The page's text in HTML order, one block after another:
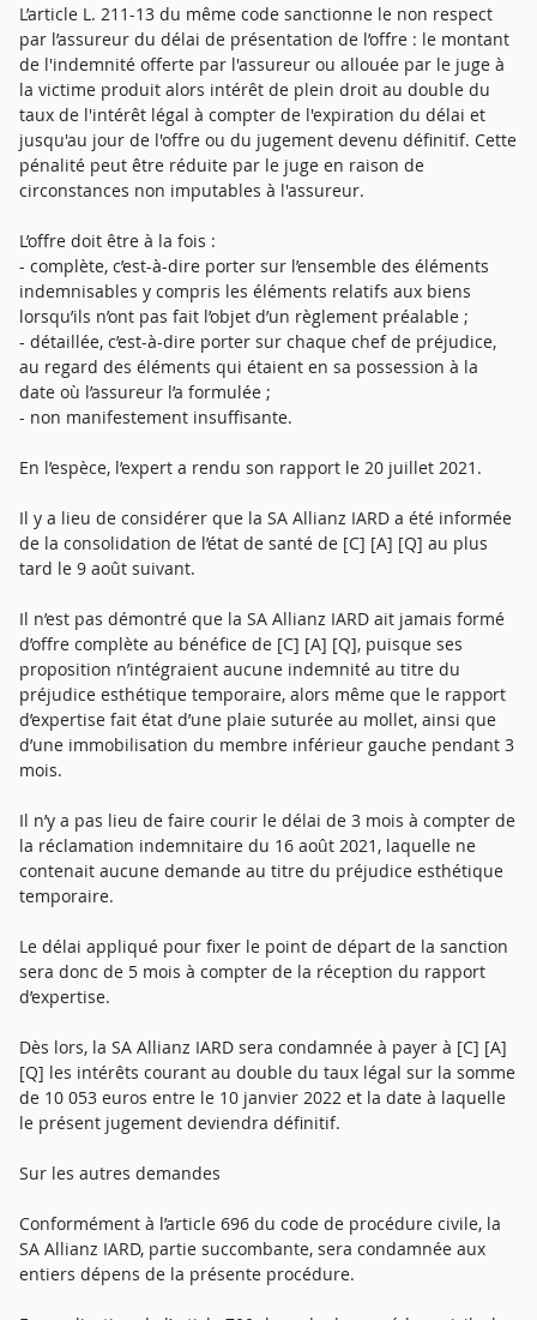
L’article L. 211-13 du même code sanctionne le non respect
par l’assureur du délai de présentation de l’offre : le montant
de l'indemnité offerte par l'assureur ou allouée par le juge à
la victime produit alors intérêt de plein droit au double du
taux de l'intérêt légal à compter de l'expiration du délai et
jusqu'au jour de l'offre ou du jugement devenu définitif. Cette
pénalité peut être réduite par le juge en raison de
circonstances non imputables à l'assureur.
L’offre doit être à la fois :
- complète, c’est-à-dire porter sur l’ensemble des éléments
indemnisables y compris les éléments relatifs aux biens
lorsqu’ils n’ont pas fait l’objet d’un règlement préalable ;
- détaillée, c’est-à-dire porter sur chaque chef de préjudice,
au regard des éléments qui étaient en sa possession à la
date où l’assureur l’a formulée ;
- non manifestement insuffisante.
En l’espèce, l’expert a rendu son rapport le 20 juillet 2021.
Il y a lieu de considérer que la SA Allianz IARD a été informée
de la consolidation de l’état de santé de [C] [A] [Q] au plus
tard le 9 août suivant.
Il n’est pas démontré que la SA Allianz IARD ait jamais formé
d’offre complète au bénéfice de [C] [A] [Q], puisque ses
proposition n’intégraient aucune indemnité au titre du
préjudice esthétique temporaire, alors même que le rapport
d’expertise fait état d’une plaie suturée au mollet, ainsi que
d’une immobilisation du membre inférieur gauche pendant 3
mois.
Il n’y a pas lieu de faire courir le délai de 3 mois à compter de
la réclamation indemnitaire du 16 août 2021, laquelle ne
contenait aucune demande au titre du préjudice esthétique
temporaire.
Le délai appliqué pour fixer le point de départ de la sanction
sera donc de 5 mois à compter de la réception du rapport
d’expertise.
Dès lors, la SA Allianz IARD sera condamnée à payer à [C] [A]
[Q] les intérêts courant au double du taux légal sur la somme
de 10 053 euros entre le 10 janvier 2022 et la date à laquelle
le présent jugement deviendra définitif.
Sur les autres demandes
Conformément à l’article 696 du code de procédure civile, la
SA Allianz IARD, partie succombante, sera condamnée aux
entiers dépens de la présente procédure.